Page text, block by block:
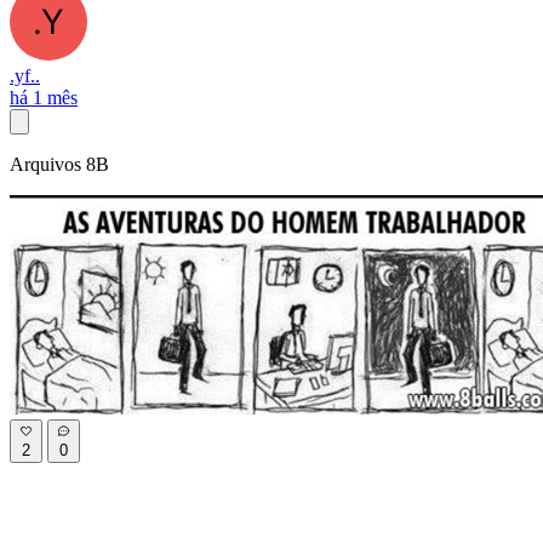
.yf..
há 1 mês
Arquivos 8B
2 0